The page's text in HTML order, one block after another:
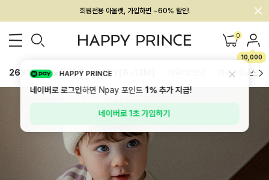
멤버십 최대 28,000원 혜택
0
10,000
26SS 신상 BEST BABY[6~12M] 하의/레깅스
HAPPY PRINCE
네이버로 로그인하면 Npay 포인트1%추가 지급!
네이버로 1초 가입하기